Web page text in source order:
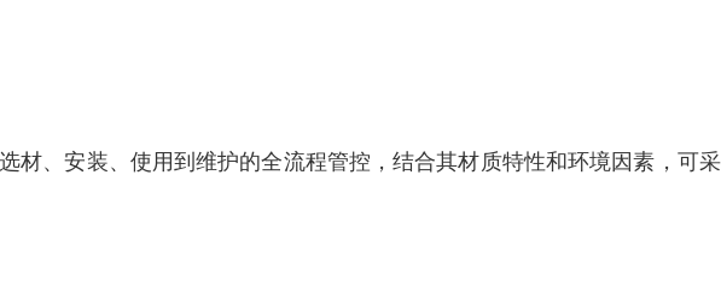
材、安装、使用到维护的全流程管控，结合其材质特性和环境因素，可